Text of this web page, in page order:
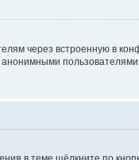
через встроенную в
пользователями.